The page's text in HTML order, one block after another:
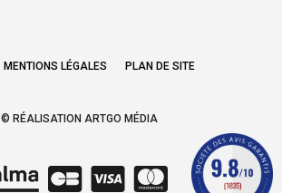
MENTIONS LÉGALES PLAN DE SITE
© RÉALISATION ARTGO MÉDIA